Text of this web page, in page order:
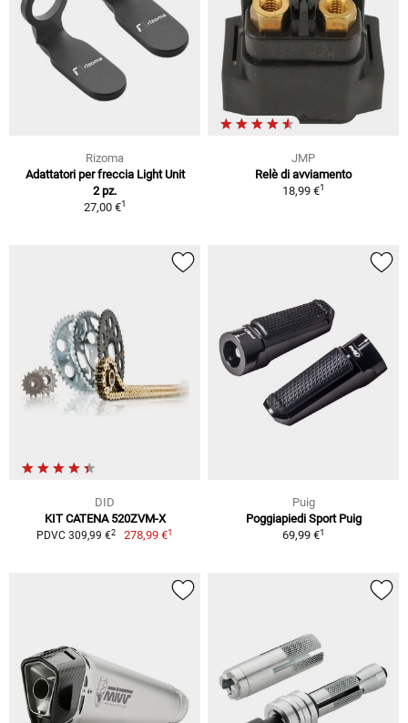
Rizoma
Adattatori per freccia Light Unit
2 pz.
27,00 €1
JMP
Relè di avviamento
18,99 €1
DID
KIT CATENA 520ZVM-X
PDVC 309,99 €2 278,99 €1
Puig
Poggiapiedi Sport Puig
69,99 €1